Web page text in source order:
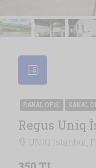
SANAL OFIS SANAL
Regus Uniq
UNIQ Istanbul, Fire escape,